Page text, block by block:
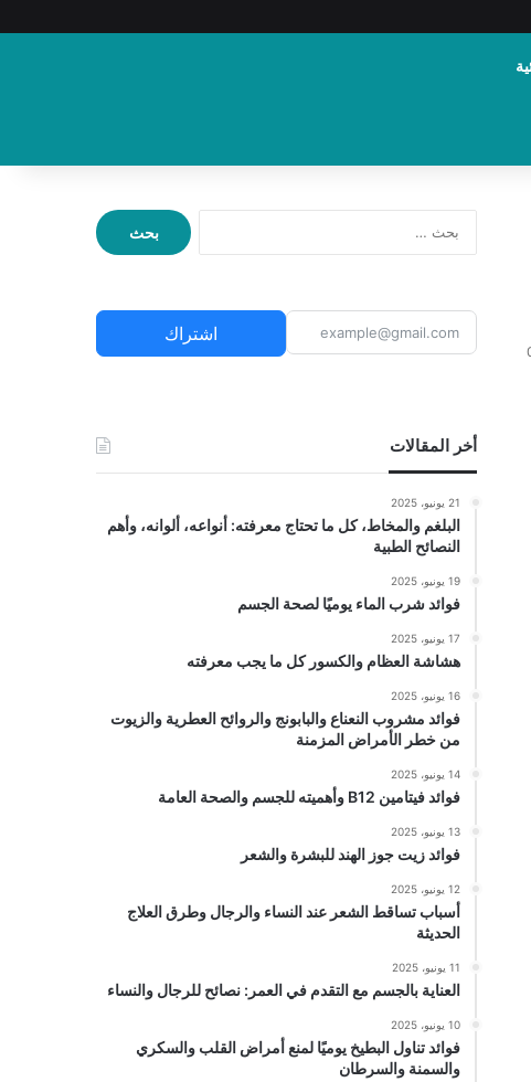
ث
ع
ن
اشتراك
أخر المقالات
21 يونيو، 2025
البلغم والمخاط، كل ما تحتاج معرفته: أنواعه، ألوانه، وأهم
النصائح الطبية
19 يونيو، 2025
فوائد شرب الماء يوميًا لصحة الجسم
17 يونيو، 2025
هشاشة العظام والكسور كل ما يجب معرفته
16 يونيو، 2025
فوائد مشروب النعناع والبابونج والروائح العطرية والزيوت
من خطر الأمراض المزمنة
14 يونيو، 2025
فوائد فيتامين B12 وأهميته للجسم والصحة العامة
13 يونيو، 2025
فوائد زيت جوز الهند للبشرة والشعر
12 يونيو، 2025
أسباب تساقط الشعر عند النساء والرجال وطرق العلاج
الحديثة
11 يونيو، 2025
العناية بالجسم مع التقدم في العمر: نصائح للرجال والنساء
10 يونيو، 2025
فوائد تناول البطيخ يوميًا لمنع أمراض القلب والسكري
والسمنة والسرطان